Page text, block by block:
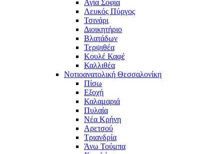
Αγία Σοφία
Λευκός Πύργος
Τσινάρι
Διοικητήριο
Βλατάδων
Τερψιθέα
Κουλέ Καφέ
Καλλιθέα
Νοτιοανατολική Θεσσαλονίκη
Πίσω
Εξοχή
Καλαμαριά
Πυλαία
Νέα Κρήνη
Αρετσού
Τριανδρία
Άνω Τούμπα